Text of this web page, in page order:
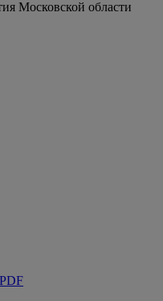
Московской области